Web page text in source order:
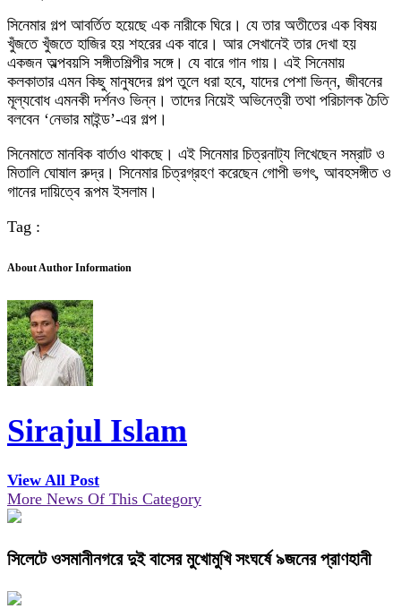
সিনেমার গল্প আবর্তিত হয়েছে এক নারীকে ঘিরে। যে তার অতীতের এক বিষয়
খুঁজতে খুঁজতে হাজির হয় শহরের এক বারে। আর সেখানেই তার দেখা হয়
একজন অল্পবয়সি সঙ্গীতশিল্পীর সঙ্গে। যে বারে গান গায়। এই সিনেমায়
কলকাতার এমন কিছু মানুষদের গল্প তুলে ধরা হবে, যাদের পেশা ভিন্ন, জীবনের
মূল্যবোধ এমনকী দর্শনও ভিন্ন। তাদের নিয়েই অভিনেত্রী তথা পরিচালক চৈতি
বলবেন ‘নেভার মাইন্ড’-এর গল্প।
সিনেমাতে মানবিক বার্তাও থাকছে। এই সিনেমার চিত্রনাট্য লিখেছেন সম্রাট ও
মিতালি ঘোষাল রুদ্র। সিনেমার চিত্রগ্রহণ করেছেন গোপী ভগৎ, আবহসঙ্গীত ও
গানের দায়িত্বে রূপম ইসলাম।
Tag :
About Author Information
Sirajul Islam
View All Post
More News Of This Category
সিলেটে ওসমানীনগরে দুই বাসের মুখোমুখি সংঘর্ষে ৯জনের প্রাণহানী